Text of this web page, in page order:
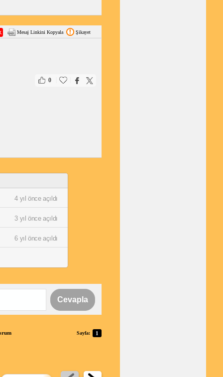
Mesaj Linkini Kopyala Şikayet
0
4 yıl önce açıldı
3 yıl önce açıldı
6 yıl önce açıldı
Cevapla
Sayfa: 1